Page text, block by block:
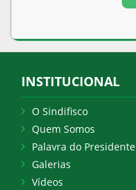
INSTITUCIONAL
O Sindifisco
Quem Somos
Palavra do Presidente
Galerias
Vídeos